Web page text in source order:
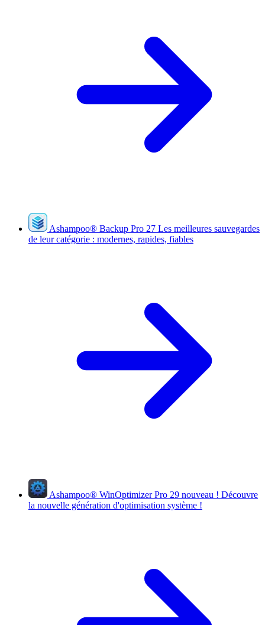
Ashampoo® Backup Pro 27 Les meilleures sauvegardes
de leur catégorie : modernes, rapides, fiables
Ashampoo® WinOptimizer Pro 29 nouveau ! Découvre
la nouvelle génération d'optimisation système !